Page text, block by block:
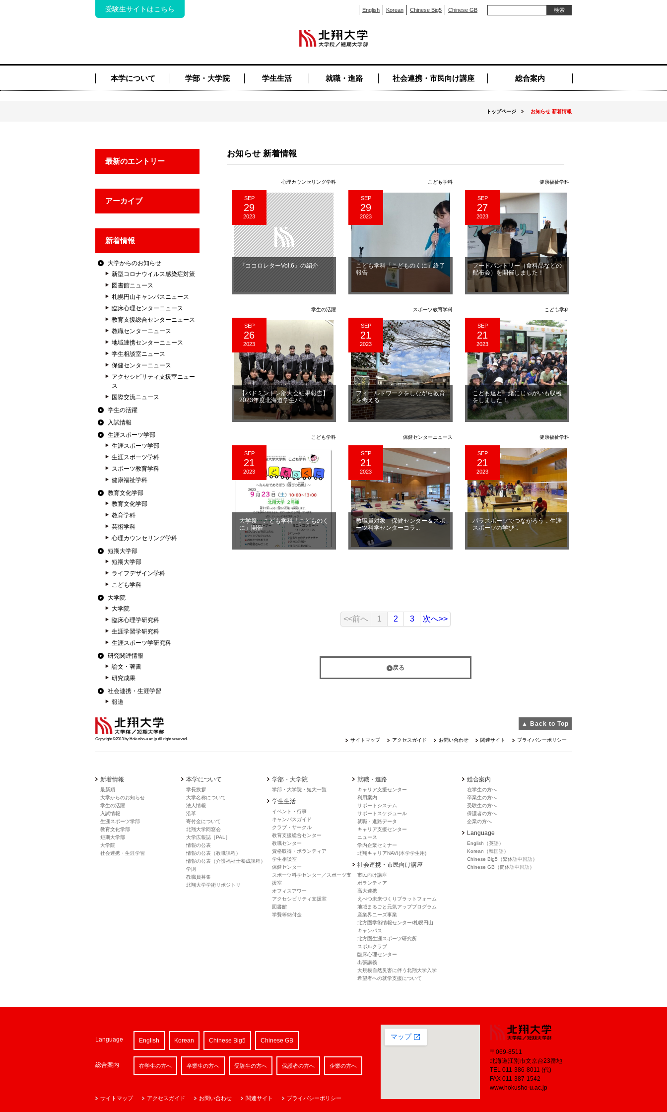
受験生サイトはこちら English Korean Chinese Big5 Chinese GB
本学について 学部・大学院 学生生活 就職・進路 社会連携・市民向け講座 総合案内
トップページ お知らせ 新着情報
最新のエントリー
アーカイブ
新着情報
大学からのお知らせ
新型コロナウイルス感染症対策
図書館ニュース
札幌円山キャンパスニュース
臨床心理センターニュース
教育支援総合センターニュース
教職センターニュース
地域連携センターニュース
学生相談室ニュース
保健センターニュース
アクセシビリティ支援室ニュー
ス
国際交流ニュース
学生の活躍
入試情報
生涯スポーツ学部
生涯スポーツ学部
生涯スポーツ学科
スポーツ教育学科
健康福祉学科
教育文化学部
教育文化学部
教育学科
芸術学科
心理カウンセリング学科
短期大学部
短期大学部
ライフデザイン学科
こども学科
大学院
大学院
臨床心理学研究科
生涯学習学研究科
生涯スポーツ学研究科
研究関連情報
論文・著書
研究成果
社会連携・生涯学習
報道
お知らせ 新着情報
心理カウンセリング学科
SEP
29
2023
『ココロレターVol.6』の紹介
こども学科
SEP
29
2023
こども学科「こどものくに」終了
報告
健康福祉学科
SEP
27
2023
フードパントリー（食料品などの
配布会）を開催しました！
学生の活躍
SEP
26
2023
【バドミントン部大会結果報告】
2023年度北海道学生バ...
スポーツ教育学科
SEP
21
2023
フィールドワークをしながら教育
を考える
こども学科
SEP
21
2023
こども達と一緒にじゃがいも収穫
をしました！
こども学科
SEP
21
2023
大学祭 こども学科「こどものく
に」開催
保健センターニュース
SEP
21
2023
教職員対象 保健センター＆スポ
ーツ科学センターコラ...
健康福祉学科
SEP
21
2023
パラスポーツでつながろう．生涯
スポーツの学び．
<<前へ 1 2 3 次へ>>
戻る
▲ Back to Top
Copyright ©2013 by Hokusho-u.ac.jp All right reserved. サイトマップ アクセスガイド お問い合わせ 関連サイト プライバシーポリシー
新着情報
最新順
大学からのお知らせ
学生の活躍
入試情報
生涯スポーツ学部
教育文化学部
短期大学部
大学院
社会連携・生涯学習
本学について
学長挨拶
大学名称について
法人情報
沿革
寄付金について
北翔大学同窓会
大学広報誌［PAL］
情報の公表
情報の公表（教職課程）
情報の公表（介護福祉士養成課程）
学則
教職員募集
北翔大学学術リポジトリ
学部・大学院
学部・大学院・短大一覧
学生生活
イベント・行事
キャンバスガイド
クラブ・サークル
教育支援総合センター
教職センター
資格取得・ボランティア
学生相談室
保健センター
スポーツ科学センター／スポーツ支
援室
オフィスアワー
アクセシビリティ支援室
図書館
学費等納付金
就職・進路
キャリア支援センター
利用案内
サポートシステム
サポートスケジュール
就職・進路データ
キャリア支援センター
ニュース
学内企業セミナー
北翔キャリアNAVI(本学学生用)
社会連携・市民向け講座
市民向け講座
ボランティア
高大連携
えべつ未来づくりプラットフォーム
地域まるごと元気アッププログラム
産業界ニーズ事業
北方圏学術情報センター/札幌円山
キャンパス
北方圏生涯スポーツ研究所
スポルクラブ
臨床心理センター
出張講義
大規模自然災害に伴う北翔大学入学
希望者への就学支援について
総合案内
在学生の方へ
卒業生の方へ
受験生の方へ
保護者の方へ
企業の方へ
Language
English（英語）
Korean（韓国語）
Chinese Big5（繁体語中国語）
Chinese GB（簡体語中国語）
〒069-8511
北海道江別市文京台23番地
TEL 011-386-8011 (代)
FAX 011-387-1542
www.hokusho-u.ac.jp
Language English Korean Chinese Big5 Chinese GB
総合案内 在学生の方へ 卒業生の方へ 受験生の方へ 保護者の方へ 企業の方へ
サイトマップ アクセスガイド お問い合わせ 関連サイト プライバシーポリシー